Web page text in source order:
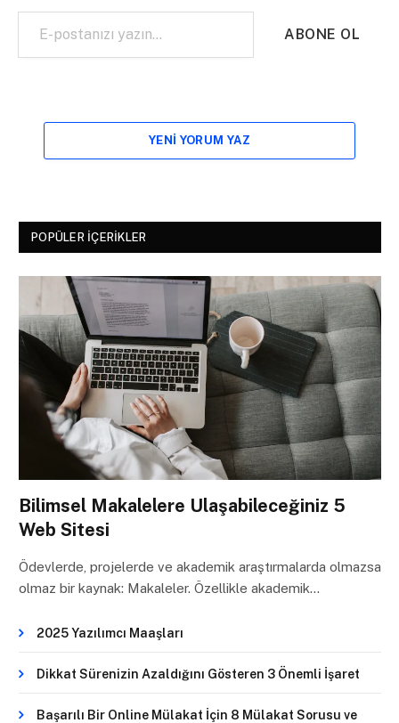
E-postanızı yazın…
ABONE OL
YENI YORUM YAZ
POPÜLER İÇERIKLER
Bilimsel Makalelere Ulaşabileceğiniz 5
Web Sitesi
Ödevlerde, projelerde ve akademik araştırmalarda olmazsa
olmaz bir kaynak: Makaleler. Özellikle akademik…
2025 Yazılımcı Maaşları
Dikkat Sürenizin Azaldığını Gösteren 3 Önemli İşaret
Başarılı Bir Online Mülakat İçin 8 Mülakat Sorusu ve